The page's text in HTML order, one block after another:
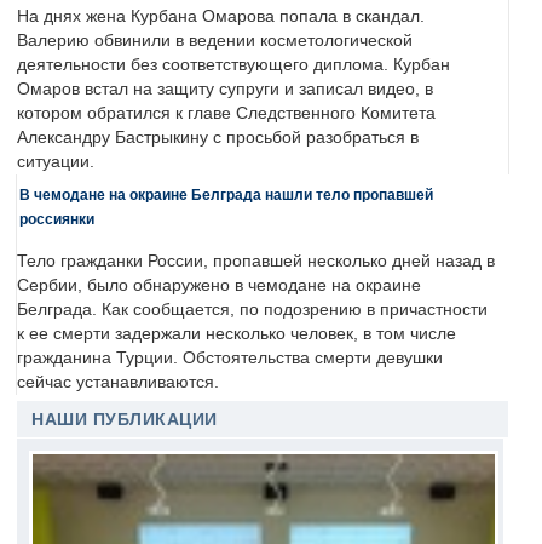
На днях жена Курбана Омарова попала в скандал.
Валерию обвинили в ведении косметологической
деятельности без соответствующего диплома. Курбан
Омаров встал на защиту супруги и записал видео, в
котором обратился к главе Следственного Комитета
Александру Бастрыкину с просьбой разобраться в
ситуации.
В чемодане на окраине Белграда нашли тело пропавшей
россиянки
Тело гражданки России, пропавшей несколько дней назад в
Сербии, было обнаружено в чемодане на окраине
Белграда. Как сообщается, по подозрению в причастности
к ее смерти задержали несколько человек, в том числе
гражданина Турции. Обстоятельства смерти девушки
сейчас устанавливаются.
НАШИ ПУБЛИКАЦИИ